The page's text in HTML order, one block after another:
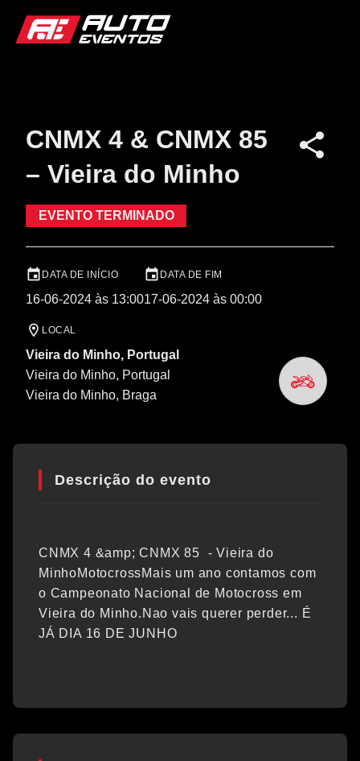
CNMX 4 & CNMX 85
– Vieira do Minho
EVENTO TERMINADO
DATA DE INÍCIO
16-06-2024 às 13:00
DATA DE FIM
17-06-2024 às 00:00
LOCAL
Vieira do Minho, Portugal
Vieira do Minho, Portugal
Vieira do Minho, Braga
Descrição do evento
CNMX 4 &amp; CNMX 85 - Vieira do
MinhoMotocrossMais um ano contamos com
o Campeonato Nacional de Motocross em
Vieira do Minho.Nao vais querer perder... É
JÁ DIA 16 DE JUNHO